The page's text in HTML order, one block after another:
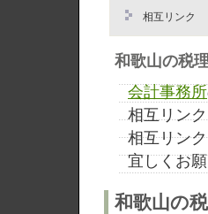
相互リンク
和歌山の税
会計事務所
相互リン
相互リン
宜しくお
和歌山の